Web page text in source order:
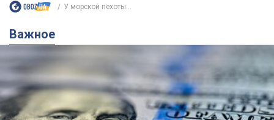
Банки "готовятся" к новому курсу доллара:
украинцам рассказали, чего ожидать в
ближайшие дни
Каким будет курс валюты в обменниках
6.08.2026 22:58